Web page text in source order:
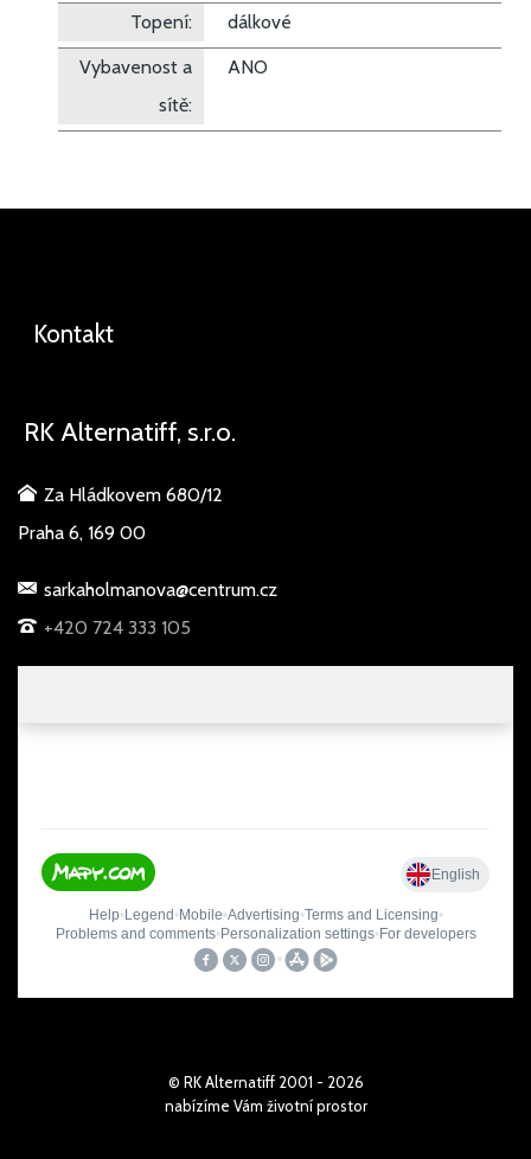
Topení:
dálkové
Vybavenost a
sítě:
ANO
Kontakt
RK Alternatiff, s.r.o.
Za Hládkovem 680/12
Praha 6, 169 00
sarkaholmanova@centrum.cz
+420 724 333 105
© RK Alternatiff 2001 - 2026
nabízíme Vám životní prostor